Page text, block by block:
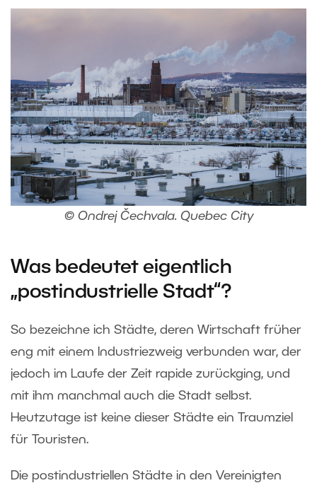
© Ondrej Čechvala. Quebec City
Was bedeutet eigentlich
„postindustrielle Stadt“?
So bezeichne ich Städte, deren Wirtschaft früher
eng mit einem Industriezweig verbunden war, der
jedoch im Laufe der Zeit rapide zurückging, und
mit ihm manchmal auch die Stadt selbst.
Heutzutage ist keine dieser Städte ein Traumziel
für Touristen.
Die postindustriellen Städte in den Vereinigten